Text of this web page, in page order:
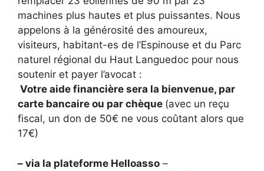
machines plus hautes et plus puissantes. Nous
appelons à la générosité des amoureux,
visiteurs, habitant-es de l’Espinouse et du Parc
naturel régional du Haut Languedoc pour nous
soutenir et payer l’avocat :
Votre aide financière sera la bienvenue, par
carte bancaire ou par chèque (avec un reçu
fiscal, un don de 50€ ne vous coûtant alors que
17€)
– via la plateforme Helloasso –